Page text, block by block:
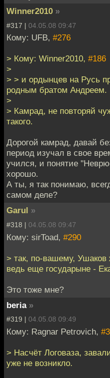
Winner2010 »
#317 | 04.05.08 09:47
Кому: UFB, #276
> Кому: Winner2010, #186
>
> > и ордынцев на Русь
родным братом Андреем.
>
> Камрад, не повторяй
такого.
Дорогой камрад, давай
период изучал в свое
учился, и понятие
хорошо.
А ты, я так понимаю,
самом деле?
Garul »
#318 | 04.05.08 09:47
Кому: sirToad, #290
> так, по-вашему,
ведь еще государыне -
Это тоже мне?
beria »
#319 | 04.05.08 09:49
Кому: Ragnar Petrovich,
> Насчёт Логоваза,
уже не возникло.